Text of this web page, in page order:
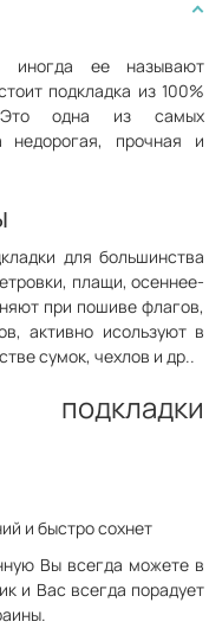
иногда ее называют
подкладка из 100%
Это одна из самых
недорогая, прочная и
для большинства
плащи, осеннее-
при пошиве флагов,
активно исользуют в
сумок, чехлов и др..
подкладки
и быстро сохнет
Вы всегда можете в
и Вас всегда порадует